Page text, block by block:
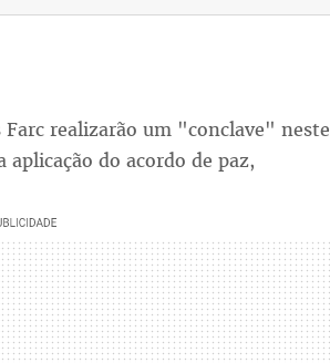
realizarão um "conclave" neste
do acordo de paz,